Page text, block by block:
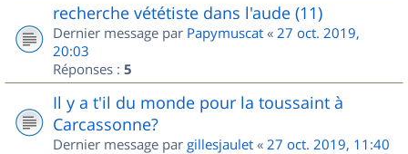
recherche vététiste dans l'aude (11)
Dernier message par Papymuscat « 27 oct. 2019,
20:03
Réponses : 5
Il y a t'il du monde pour la toussaint à
Carcassonne?
Dernier message par gillesjaulet « 27 oct. 2019, 11:40